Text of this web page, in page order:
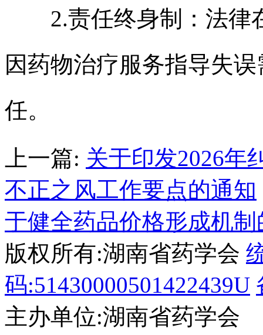
2.责任终身制：法律
因药物治疗服务指导失
任。
上一篇: 关于印发2026年
不正之风工作要点的通知
于健全药品价格形成机
版权所有:湖南省药学会
码:51430000501422439U
主办单位:湖南省药学会